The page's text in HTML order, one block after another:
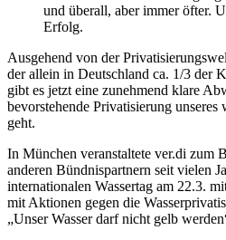
und überall, aber immer öfter.
Erfolg.
Ausgehend von der
der allein in Deutschland ca. 1/3 der
gibt es jetzt eine zunehmend klare
bevorstehende Privatisierung
geht.
In München veranstaltete ver.di zum
anderen Bündnispartnern seit vielen
internationalen Wassertag am 22.3.
mit Aktionen gegen die
„Unser Wasser darf nicht gelb